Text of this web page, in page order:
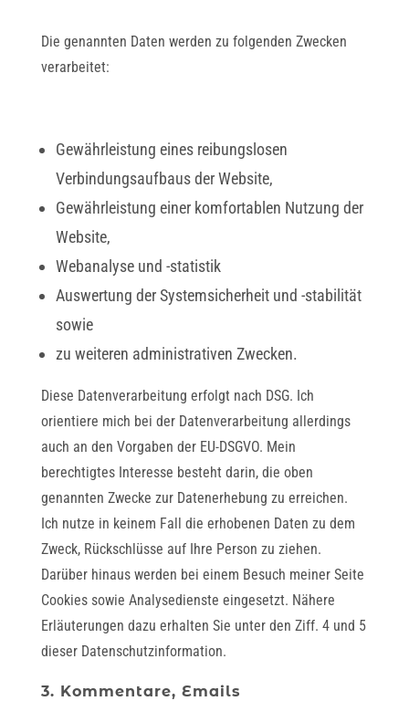
Die genannten Daten werden zu folgenden Zwecken
verarbeitet:
Gewährleistung eines reibungslosen
Verbindungsaufbaus der Website,
Gewährleistung einer komfortablen Nutzung der
Website,
Webanalyse und -statistik
Auswertung der Systemsicherheit und -stabilität
sowie
zu weiteren administrativen Zwecken.
Diese Datenverarbeitung erfolgt nach DSG. Ich
orientiere mich bei der Datenverarbeitung allerdings
auch an den Vorgaben der EU-DSGVO. Mein
berechtigtes Interesse besteht darin, die oben
genannten Zwecke zur Datenerhebung zu erreichen.
Ich nutze in keinem Fall die erhobenen Daten zu dem
Zweck, Rückschlüsse auf Ihre Person zu ziehen.
Darüber hinaus werden bei einem Besuch meiner Seite
Cookies sowie Analysedienste eingesetzt. Nähere
Erläuterungen dazu erhalten Sie unter den Ziff. 4 und 5
dieser Datenschutzinformation.
3. Kommentare, Emails